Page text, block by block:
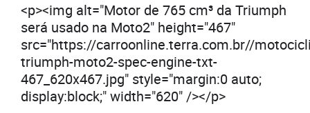
<p><img alt="Motor de 765 cm³ da Triumph
será usado na Moto2" height="467"
src="https://carroonline.terra.com.br//
triumph-moto2-spec-engine-txt-
467_620x467.jpg" style="margin:0 auto;
display:block;" width="620" /></p>